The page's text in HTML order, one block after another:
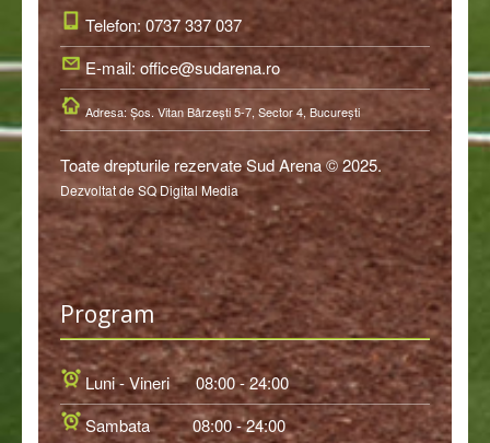
Telefon: 0737 337 037
E-mail: office@sudarena.ro
Adresa: Şos. Vitan Bârzeşti 5-7, Sector 4, Bucureşti
Toate drepturile rezervate Sud Arena © 2025.
Dezvoltat de SQ Digital Media
Program
Luni - Vineri
08:00 - 24:00
Sambata
08:00 - 24:00